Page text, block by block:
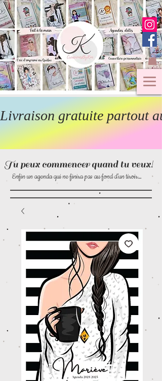
Tu peux commencer quand tu veux!
Enfin un agenda qui ne finira pas au fond d’un tiroir…
Livraison gratuite partout